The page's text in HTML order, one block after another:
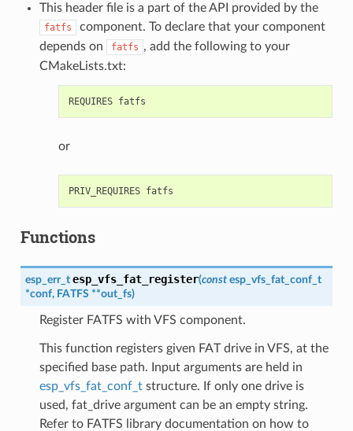
This header file is a part of the API provided by the
fatfs
component. To declare that your component
depends on
fatfs , add the following to your
CMakeLists.txt:
or
Functions
esp_err_t esp_vfs_fat_register(const esp_vfs_fat_conf_t
*conf, FATFS **out_fs)
Register FATFS with VFS component.
This function registers given FAT drive in VFS, at the
specified base path. Input arguments are held in
esp_vfs_fat_conf_tstructure. If only one drive is
used, fat_drive argument can be an empty string.
Refer to FATFS library documentation on how to